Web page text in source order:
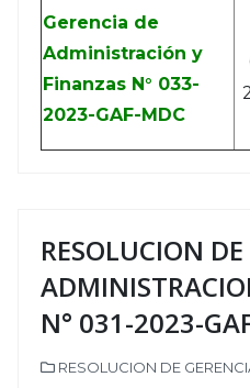
Gerencia de
Administración y
Finanzas N° 033-
2023-GAF-MDC
RESOLUCION
N° 031-2023-
RESOLUCION DE